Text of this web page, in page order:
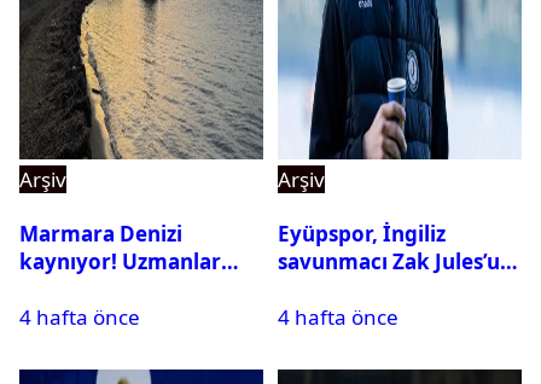
Arşiv
Marmara Denizi
kaynıyor! Uzmanlar
4 hafta önce
Arşiv
Eyüpspor, İngiliz
savunmacı Zak Jules’u
4 hafta önce